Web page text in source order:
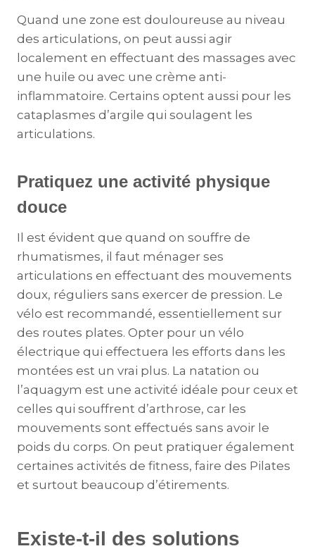
Quand une zone est douloureuse au niveau
des articulations, on peut aussi agir
localement en effectuant des massages avec
une huile ou avec une crème anti-
inflammatoire. Certains optent aussi pour les
cataplasmes d’argile qui soulagent les
articulations.
Pratiquez une activité physique
douce
Il est évident que quand on souffre de
rhumatismes, il faut ménager ses
articulations en effectuant des mouvements
doux, réguliers sans exercer de pression. Le
vélo est recommandé, essentiellement sur
des routes plates. Opter pour un vélo
électrique qui effectuera les efforts dans les
montées est un vrai plus. La natation ou
l’aquagym est une activité idéale pour ceux et
celles qui souffrent d’arthrose, car les
mouvements sont effectués sans avoir le
poids du corps. On peut pratiquer également
certaines activités de fitness, faire des Pilates
et surtout beaucoup d’étirements.
Existe-t-il des solutions